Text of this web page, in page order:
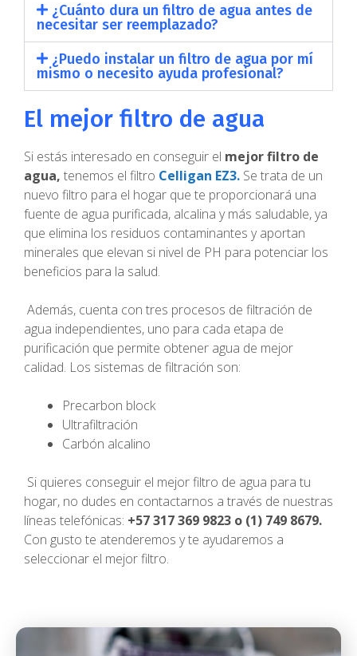
¿Cuánto dura un filtro de agua antes de
necesitar ser reemplazado?
¿Puedo instalar un filtro de agua por mí
mismo o necesito ayuda profesional?
El mejor filtro de agua
Si estás interesado en conseguir el mejor filtro de
agua, tenemos el filtro Celligan EZ3. Se trata de un
nuevo filtro para el hogar que te proporcionará una
fuente de agua purificada, alcalina y más saludable, ya
que elimina los residuos contaminantes y aportan
minerales que elevan si nivel de PH para potenciar los
beneficios para la salud.
Además, cuenta con tres procesos de filtración de
agua independientes, uno para cada etapa de
purificación que permite obtener agua de mejor
calidad. Los sistemas de filtración son:
Precarbon block
Ultrafiltración
Carbón alcalino
Si quieres conseguir el mejor filtro de agua para tu
hogar, no dudes en contactarnos a través de nuestras
líneas telefónicas: +57 317 369 9823 o (1) 749 8679.
Con gusto te atenderemos y te ayudaremos a
seleccionar el mejor filtro.